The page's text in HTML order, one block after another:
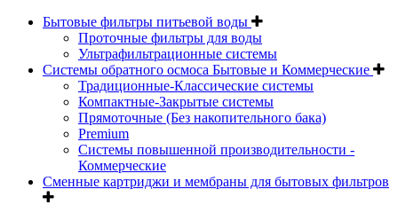
Бытовые фильтры питьевой воды
Проточные фильтры для воды
Ультрафильтрационные системы
Системы обратного осмоса Бытовые и Коммерческие
Традиционные-Классические системы
Компактные-Закрытые системы
Прямоточные (Без накопительного бака)
Premium
Системы повышенной производительности -
Коммерческие
Сменные картриджи и мембраны для бытовых фильтров